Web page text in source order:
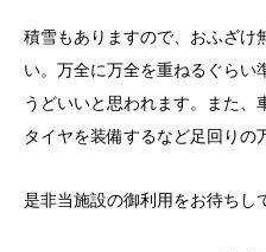
積雪もありますので、おふざけ
い。万全に万全を重ねるぐらい
うどいいと思われます。また、
タイヤを装備するなど足回りの
是非当施設の御利用をお待ちし